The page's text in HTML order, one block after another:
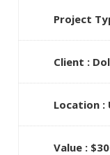
Project
Client :
Location :
Value :